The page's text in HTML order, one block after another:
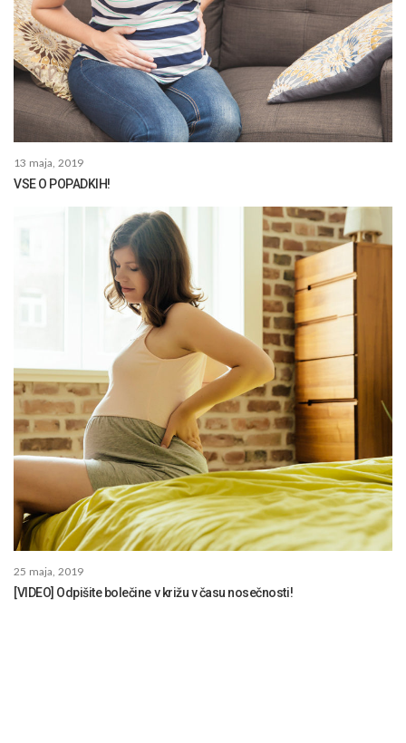
13 maja, 2019
VSE O POPADKIH!
25 maja, 2019
[VIDEO] Odpišite bolečine v križu v času nosečnosti!